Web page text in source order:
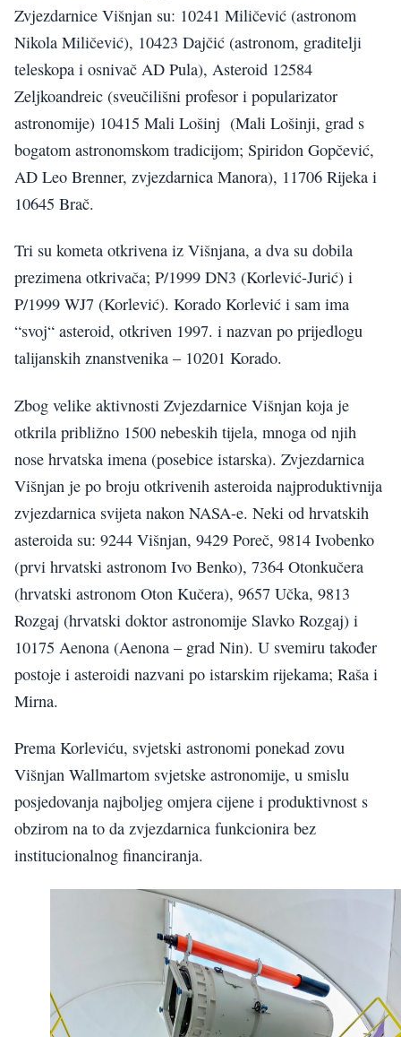
Zvjezdarnice Višnjan su: 10241 Miličević (astronom
Nikola Miličević), 10423 Dajčić (astronom, graditelji
teleskopa i osnivač AD Pula), Asteroid 12584
Zeljkoandreic (sveučilišni profesor i popularizator
astronomije) 10415 Mali Lošinj (Mali Lošinji, grad s
bogatom astronomskom tradicijom; Spiridon Gopčević,
AD Leo Brenner, zvjezdarnica Manora), 11706 Rijeka i
10645 Brač.
Tri su kometa otkrivena iz Višnjana, a dva su dobila
prezimena otkrivača; P/1999 DN3 (Korlević-Jurić) i
P/1999 WJ7 (Korlević). Korado Korlević i sam ima
“svoj“ asteroid, otkriven 1997. i nazvan po prijedlogu
talijanskih znanstvenika – 10201 Korado.
Zbog velike aktivnosti Zvjezdarnice Višnjan koja je
otkrila približno 1500 nebeskih tijela, mnoga od njih
nose hrvatska imena (posebice istarska). Zvjezdarnica
Višnjan je po broju otkrivenih asteroida najproduktivnija
zvjezdarnica svijeta nakon NASA-e. Neki od hrvatskih
asteroida su: 9244 Višnjan, 9429 Poreč, 9814 Ivobenko
(prvi hrvatski astronom Ivo Benko), 7364 Otonkučera
(hrvatski astronom Oton Kučera), 9657 Učka, 9813
Rozgaj (hrvatski doktor astronomije Slavko Rozgaj) i
10175 Aenona (Aenona – grad Nin). U svemiru također
postoje i asteroidi nazvani po istarskim rijekama; Raša i
Mirna.
Prema Korleviću, svjetski astronomi ponekad zovu
Višnjan Wallmartom svjetske astronomije, u smislu
posjedovanja najboljeg omjera cijene i produktivnost s
obzirom na to da zvjezdarnica funkcionira bez
institucionalnog financiranja.